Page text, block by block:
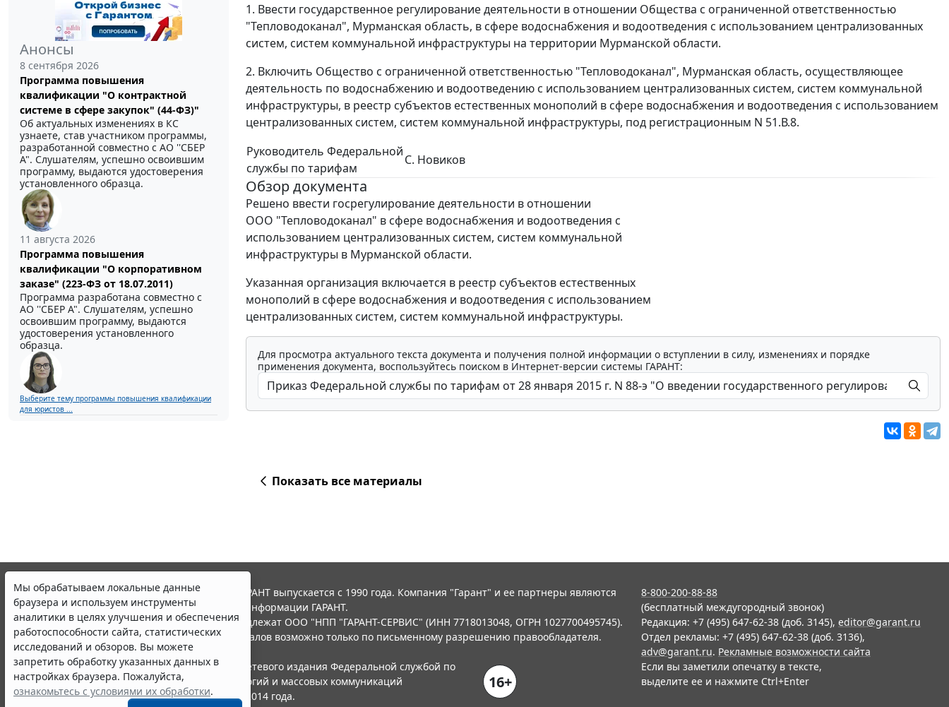
Анонсы
8 сентября 2026
Программа повышения
квалификации "О контрактной
системе в сфере закупок" (44-ФЗ)"
Об актуальных изменениях в КС
узнаете, став участником программы,
разработанной совместно с АО ''СБЕР
А". Слушателям, успешно освоившим
программу, выдаются удостоверения
установленного образца.
11 августа 2026
Программа повышения
квалификации "О корпоративном
заказе" (223-ФЗ от 18.07.2011)
Программа разработана совместно с
АО ''СБЕР А". Слушателям, успешно
освоившим программу, выдаются
удостоверения установленного
образца.
Выберите тему программы повышения квалификации
для юристов ...
1. Ввести государственное регулирование деятельности в отношении Общества с ограниченной ответственностью
"Тепловодоканал", Мурманская область, в сфере водоснабжения и водоотведения с использованием централизованных
систем, систем коммунальной инфраструктуры на территории Мурманской области.
2. Включить Общество с ограниченной ответственностью "Тепловодоканал", Мурманская область, осуществляющее
деятельность по водоснабжению и водоотведению с использованием централизованных систем, систем коммунальной
инфраструктуры, в реестр субъектов естественных монополий в сфере водоснабжения и водоотведения с использованием
централизованных систем, систем коммунальной инфраструктуры, под регистрационным N 51.В.8.
Руководитель Федеральной
службы по тарифам
С. Новиков
Обзор документа
Решено ввести госрегулирование деятельности в отношении
ООО "Тепловодоканал" в сфере водоснабжения и водоотведения с
использованием централизованных систем, систем коммунальной
инфраструктуры в Мурманской области.
Указанная организация включается в реестр субъектов естественных
монополий в сфере водоснабжения и водоотведения с использованием
централизованных систем, систем коммунальной инфраструктуры.
Для просмотра актуального текста документа и получения полной информации о вступлении в силу, изменениях и порядке
применения документа, воспользуйтесь поиском в Интернет-версии системы ГАРАНТ:
Показать все материалы
Мы обрабатываем локальные данные
браузера и используем инструменты
аналитики в целях улучшения и обеспечения
работоспособности сайта, статистических
исследований и обзоров. Вы можете
запретить обработку указанных данных в
настройках браузера. Пожалуйста,
ознакомьтесь с условиями их обработки.
© ООО "НПП "ГАРАНТ-СЕРВИС", 2026. Система ГАРАНТ выпускается с 1990 года. Компания "Гарант" и ее партнеры являются
участниками Российской ассоциации правовой информации ГАРАНТ.
Все права на материалы сайта ГАРАНТ.РУ принадлежат ООО "НПП "ГАРАНТ-СЕРВИС" (ИНН 7718013048, ОГРН 1027700495745).
Полное или частичное воспроизведение материалов возможно только по письменному разрешению правообладателя.
Правила использования портала.
Портал ГАРАНТ.РУ зарегистрирован в качестве сетевого издания Федеральной службой по
надзору в сфере связи,информационных технологий и массовых коммуникаций
(Роскомнадзором), Эл № ФС77-58365 от 18 июня 2014 года.
16+
8-800-200-88-88
(бесплатный междугородный звонок)
Редакция: +7 (495) 647-62-38 (доб. 3145), editor@garant.ru
Отдел рекламы: +7 (495) 647-62-38 (доб. 3136),
adv@garant.ru. Рекламные возможности сайта
Если вы заметили опечатку в тексте,
выделите ее и нажмите Ctrl+Enter